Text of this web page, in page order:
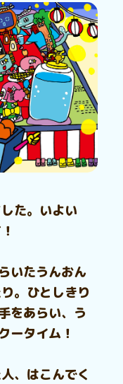
た。いよい
いたうんおん
。ひとしきり
をあらい、う
ータイム！
、はこんでく